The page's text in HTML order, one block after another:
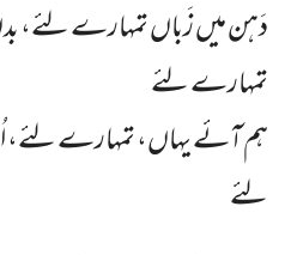
دَہن میں زَباں تمہارے لئے،
تمہارے لئے
ہم آئے یہاں، تمہارے لئے،
لئے